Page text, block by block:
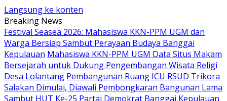
Langsung ke konten
Breaking News
Festival Seasea 2026: Mahasiswa KKN-PPM UGM dan
Warga Bersiap Sambut Perayaan Budaya Banggai
Kepulauan Mahasiswa KKN-PPM UGM Data Situs Makam
Bersejarah untuk Dukung Pengembangan Wisata Religi
Desa Lolantang Pembangunan Ruang ICU RSUD Trikora
Salakan Dimulai, Diawali Pembongkaran Bangunan Lama
Sambut HUT Ke-25 Partai Demokrat Banggai Kepulauan